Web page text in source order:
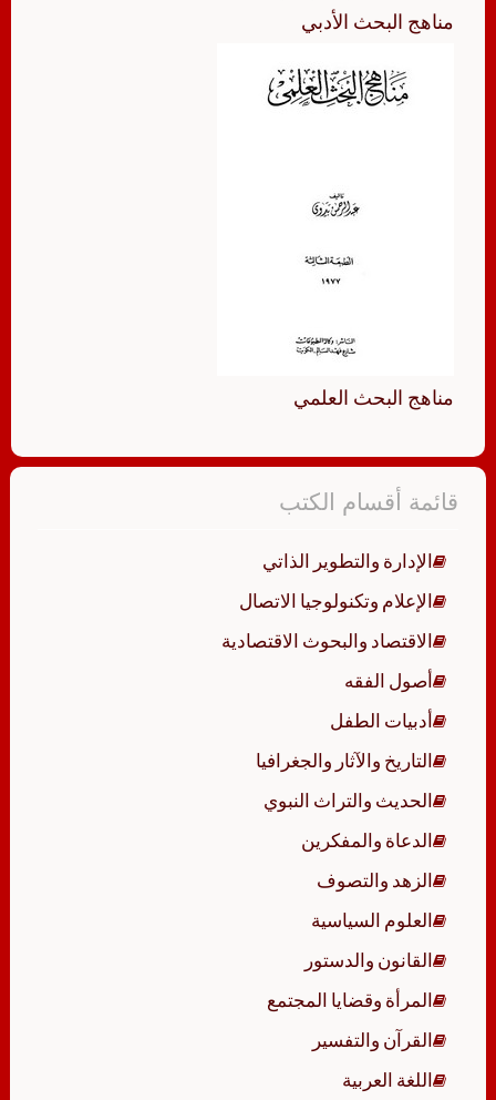
مناهج البحث الأدبي
مناهج البحث العلمي
قائمة أقسام الكتب
الإدارة والتطوير الذاتي
الإعلام وتكنولوجيا الاتصال
الاقتصاد والبحوث الاقتصادية
أصول الفقه
أدبيات الطفل
التاريخ والآثار والجغرافيا
الحديث والتراث النبوي
الدعاة والمفكرين
الزهد والتصوف
العلوم السياسية
القانون والدستور
المرأة وقضايا المجتمع
القرآن والتفسير
اللغة العربية